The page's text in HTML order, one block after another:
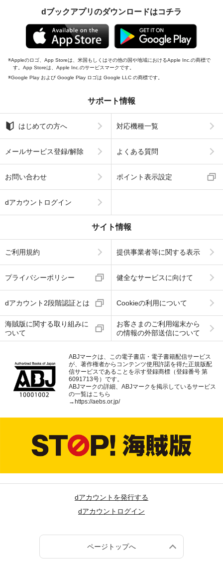
dブックアプリのダウンロードはコチラ
Appleのロゴ、App Storeは、米国もしくはその他の国や地域におけるApple Inc.の商標で
す。App Storeは、Apple Inc.のサービスマークです。
Google Play および Google Play ロゴは Google LLC の商標です。
サポート情報
はじめての方へ 対応機種一覧
メールサービス登録/解除 よくある質問
お問い合わせ ポイント表示設定
dアカウントログイン
サイト情報
ご利用規約 提供事業者等に関する表示
プライバシーポリシー 健全なサービスに向けて
dアカウント2段階認証とは Cookieの利用について
海賊版に関する取り組みに
ついて
お客さまのご利用端末から
の情報の外部送信について
ABJマークは、この電子書店・電子書籍配信サービス
が、著作権者からコンテンツ使用許諾を得た正規版配
信サービスであることを示す登録商標（登録番号 第
6091713号）です。
ABJマークの詳細、ABJマークを掲示しているサービス
の一覧はこちら
→ https://aebs.or.jp/
dアカウントを発行する
dアカウントログイン
ページトップへ